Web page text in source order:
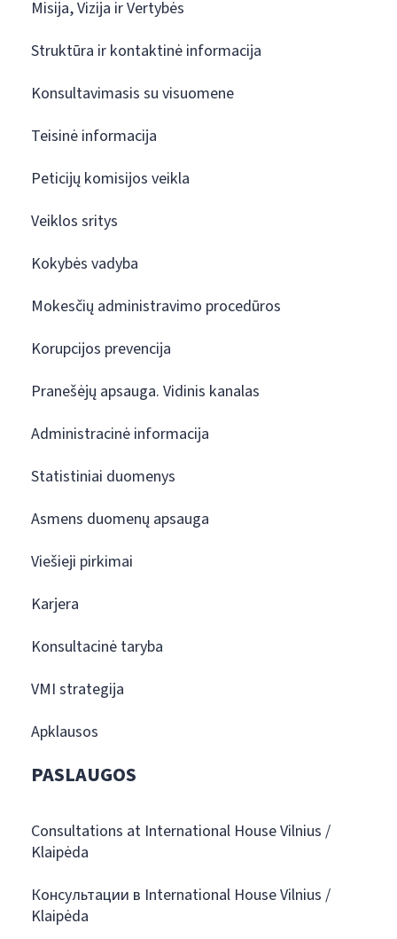
Misija, Vizija ir Vertybės
Struktūra ir kontaktinė informacija
Konsultavimasis su visuomene
Teisinė informacija
Peticijų komisijos veikla
Veiklos sritys
Kokybės vadyba
Mokesčių administravimo procedūros
Korupcijos prevencija
Pranešėjų apsauga. Vidinis kanalas
Administracinė informacija
Statistiniai duomenys
Asmens duomenų apsauga
Viešieji pirkimai
Karjera
Konsultacinė taryba
VMI strategija
Apklausos
PASLAUGOS
Consultations at International House Vilnius /
Klaipėda
Консультации в International House Vilnius /
Klaipėda